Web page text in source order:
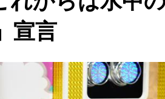
宣言